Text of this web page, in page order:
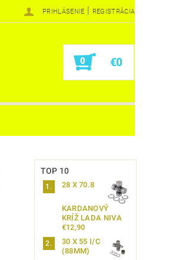
PRIHLÁSENIE | REGISTRÁCIA
0 €0
TOP 10
28 X 70.8
KARDANOVÝ
KRÍŽ LADA NIVA
€12,90
30 X 55 I/C
(88MM)